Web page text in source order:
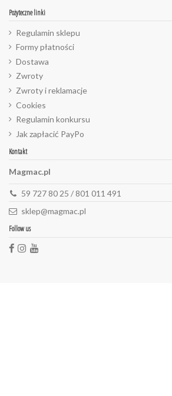
Pożyteczne linki
Regulamin sklepu
Formy płatności
Dostawa
Zwroty
Zwroty i reklamacje
Cookies
Regulamin konkursu
Jak zapłacić PayPo
Kontakt
Magmac.pl
59 727 80 25 / 801 011 491
sklep@magmac.pl
Follow us